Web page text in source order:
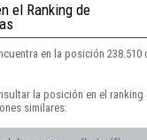
el Ranking de
en la posición 238.510
la posición en el
similares: